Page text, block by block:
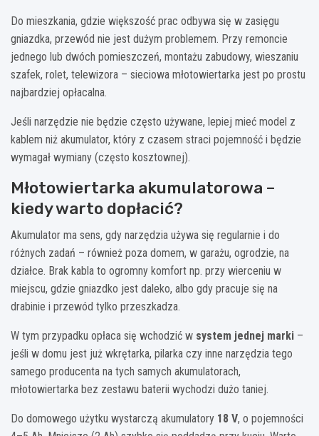
Do mieszkania, gdzie większość prac odbywa się w zasięgu
gniazdka, przewód nie jest dużym problemem. Przy remoncie
jednego lub dwóch pomieszczeń, montażu zabudowy, wieszaniu
szafek, rolet, telewizora – sieciowa młotowiertarka jest po prostu
najbardziej opłacalna.
Jeśli narzędzie nie będzie często używane, lepiej mieć model z
kablem niż akumulator, który z czasem straci pojemność i będzie
wymagał wymiany (często kosztownej).
Młotowiertarka akumulatorowa –
kiedy warto dopłacić?
Akumulator ma sens, gdy narzędzia używa się regularnie i do
różnych zadań – również poza domem, w garażu, ogrodzie, na
działce. Brak kabla to ogromny komfort np. przy wierceniu w
miejscu, gdzie gniazdko jest daleko, albo gdy pracuje się na
drabinie i przewód tylko przeszkadza.
W tym przypadku opłaca się wchodzić w system jednej marki –
jeśli w domu jest już wkrętarka, pilarka czy inne narzędzia tego
samego producenta na tych samych akumulatorach,
młotowiertarka bez zestawu baterii wychodzi dużo taniej.
Do domowego użytku wystarczą akumulatory 18 V, o pojemności